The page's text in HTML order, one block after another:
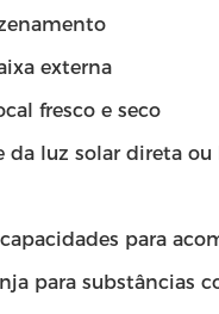
externa
fresco e seco
da luz solar direta ou
para
para substâncias